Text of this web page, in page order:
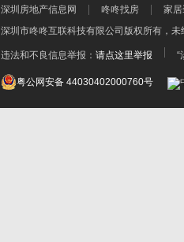
深圳房地产信息网 咚咚找房 家居
深圳市咚咚互联科技有限公司 版权所有，
违法和不良信息举报： 请点这里举报 “
粤公网安备 44030402000760号